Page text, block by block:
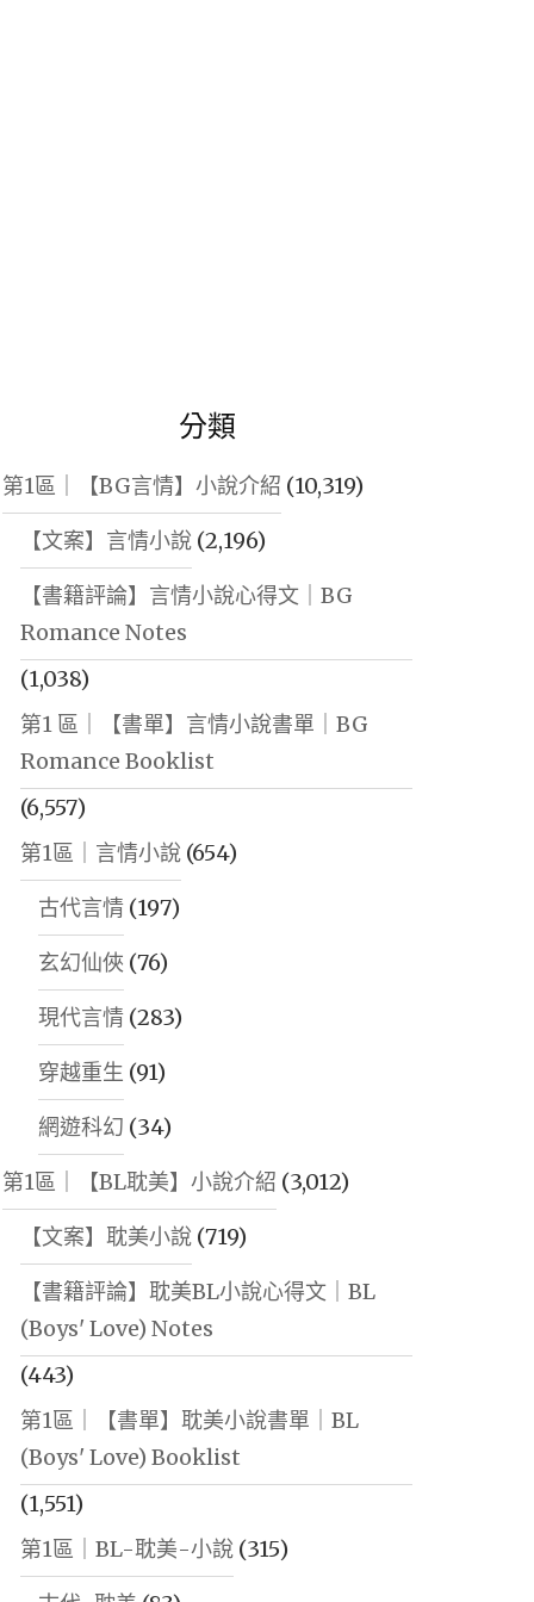
分類
第1區｜【BG言情】小說介紹 (10,319)
【文案】言情小說(2,196)
【書籍評論】言情小說心得文｜BG
Romance Notes
(1,038)
第1 區｜【書單】言情小說書單｜BG
Romance Booklist
(6,557)
第1區｜言情小說(654)
古代言情(197)
玄幻仙俠 (76)
現代言情(283)
穿越重生 (91)
網遊科幻 (34)
第1區｜【BL耽美】小說介紹 (3,012)
【文案】耽美小說(719)
【書籍評論】耽美BL小說心得文｜BL
(Boys' Love) Notes
(443)
第1區｜【書單】耽美小說書單｜BL
(Boys' Love) Booklist
(1,551)
第1區｜BL-耽美-小說(315)